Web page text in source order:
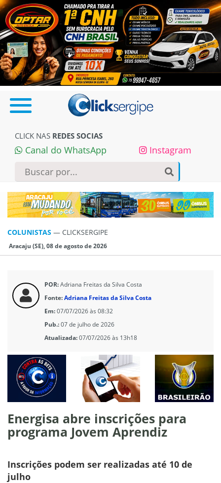
CLICK NAS REDES SOCIAS
Canal do WhatsApp Instagram
COLUNISTAS — CLICKSERGIPE
Aracaju (SE), 08 de agosto de 2026
POR:Adriana Freitas da Silva Costa
Fonte:Adriana Freitas da Silva Costa
Em:07/07/2026 às 08:32
Pub.:07 de julho de 2026
Atualizada:07/07/2026 às 13h18
Energisa abre inscrições para
programa Jovem Aprendiz
Inscrições podem ser realizadas até 10 de
julho